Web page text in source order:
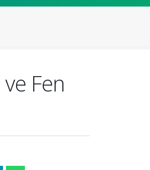
Fen